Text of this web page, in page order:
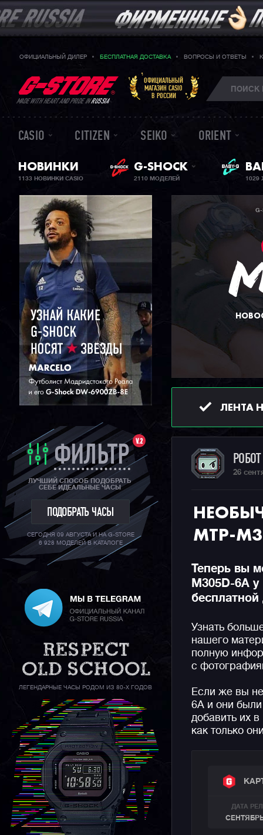
ОФИЦИАЛЬНЫЙ ДИЛЕР БЕСПЛАТНАЯ ДОСТАВКА ВОПРОСЫ И ОТВЕТЫ
MADE WITH HEART AND PRIDE INRUSSIA
ОФИЦИАЛЬНЫЙ
МАГАЗИН CASIO
В РОССИИ
CASIO CITIZEN SEIKO ORIENT
НОВИНКИ
1133 НОВИНКИ CASIO
G-SHOCK
2110 МОДЕЛЕЙ 1029
V.2
ФИЛЬТР
ЛУЧШИЙ СПОСОБ ПОДОБРАТЬ
СЕБЕ ИДЕАЛЬНЫЕ ЧАСЫ
ПОДОБРАТЬ ЧАСЫ
СЕГОДНЯ 09 АВГУСТА И НА G-STORE
6 928 МОДЕЛЕЙ В КАТАЛОГЕ
ЛЕГЕНДАРНЫЕ ЧАСЫ РОДОМ ИЗ 80-Х ГОДОВ
G-
ЛЕНТА
26
MTP-
Теперь вы
M305D-6A
Узнать
нашего
полную
с
Если же вы
6A и они
добавить их
как только
ДАТА